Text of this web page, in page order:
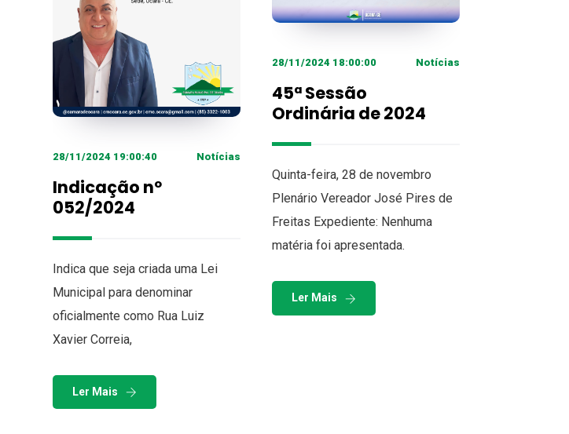
28/11/2024 19:00:40 Notícias
Indicação nº
052/2024
Indica que seja criada uma Lei
Municipal para denominar
oficialmente como Rua Luiz
Xavier Correia,
Ler Mais
28/11/2024 18:00:00 Notícias
45ª Sessão
Ordinária de 2024
Quinta-feira, 28 de novembro
Plenário Vereador José Pires de
Freitas Expediente: Nenhuma
matéria foi apresentada.
Ler Mais